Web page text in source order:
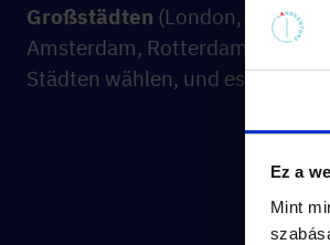
Ez a
Mint
Großstädten (London,
Amsterdam, Rotterdam) und in
Städten wählen, und es werden